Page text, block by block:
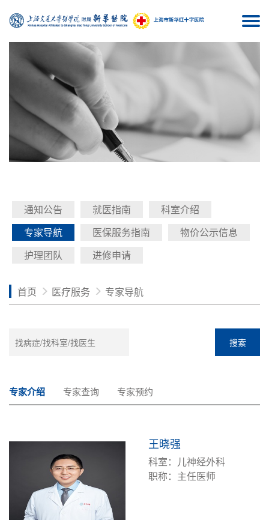
通知公告 就医指南
科室介绍
专家导航
医保服务指南
物价公示信息
护理团队
进修申请
首页 医疗服务 专家导航
搜索
专家介绍 专家查询 专家预约
王晓强
科室：儿神经外科
职称：主任医师